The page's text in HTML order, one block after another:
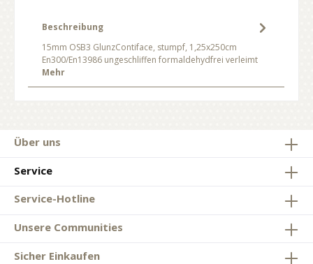
Beschreibung
15mm OSB3 GlunzContiface, stumpf, 1,25x250cm
En300/En13986 ungeschliffen formaldehydfrei verleimt
Mehr
Über uns
Service
Service-Hotline
Unsere Communities
Sicher Einkaufen